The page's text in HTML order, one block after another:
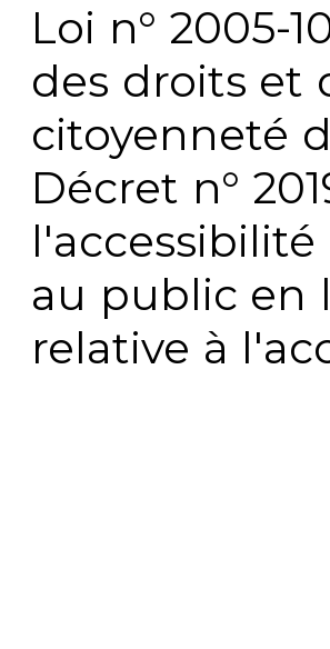
Loi n° 2005-
des droits et
citoyenneté
Décret n°
au public en
relative à